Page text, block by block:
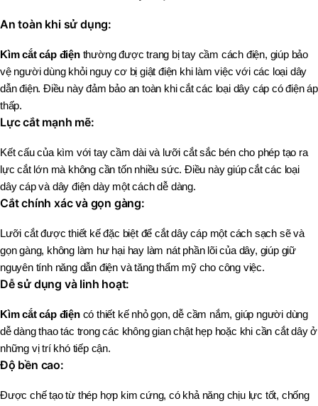
An toàn khi sử dụng:
Kìm cắt cáp điệnthường được trang bị tay cầm cách điện, giúp bảo
vệ người dùng khỏi nguy cơ bị giật điện khi làm việc với các loại dây
dẫn điện. Điều này đảm bảo an toàn khi cắt các loại dây cáp có điện áp
thấp.
Lực cắt mạnh mẽ:
Kết cấu của kìm với tay cầm dài và lưỡi cắt sắc bén cho phép tạo ra
lực cắt lớn mà không cần tốn nhiều sức. Điều này giúp cắt các loại
dây cáp và dây điện dày một cách dễ dàng.
Cắt chính xác và gọn gàng:
Lưỡi cắt được thiết kế đặc biệt để cắt dây cáp một cách sạch sẽ và
gọn gàng, không làm hư hại hay làm nát phần lõi của dây, giúp giữ
nguyên tính năng dẫn điện và tăng thẩm mỹ cho công việc.
Dễ sử dụng và linh hoạt:
Kìm cắt cáp điệncó thiết kế nhỏ gọn, dễ cầm nắm, giúp người dùng
dễ dàng thao tác trong các không gian chật hẹp hoặc khi cần cắt dây ở
những vị trí khó tiếp cận.
Độ bền cao:
Được chế tạo từ thép hợp kim cứng, có khả năng chịu lực tốt, chống